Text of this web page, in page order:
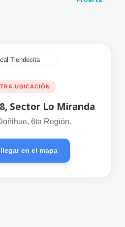
UBICACIÓN
Sector Lo Miranda
6ta Región.
en el mapa